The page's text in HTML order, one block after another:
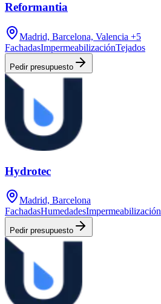
Reformantia
Madrid, Barcelona, Valencia +5
FachadasImpermeabilizaciónTejados
Pedir presupuesto
Hydrotec
Madrid, Barcelona
FachadasHumedadesImpermeabilización
Pedir presupuesto